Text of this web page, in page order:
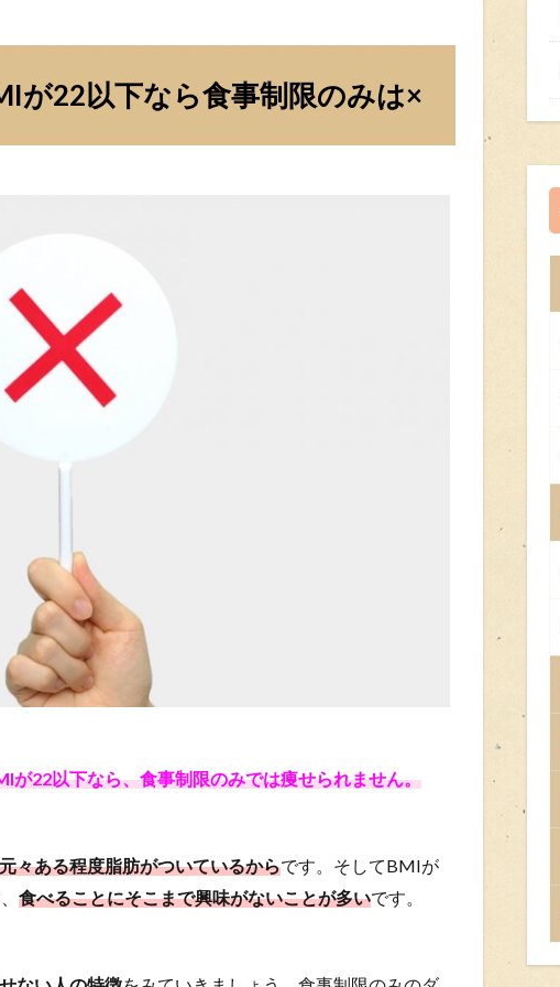
が22以下なら食事制限のみは×
が22以下なら、食事制限のみでは痩せられません。
元々ある程度脂肪がついているからです。そしてBMIが
食べることにそこまで興味がないことが多いです。